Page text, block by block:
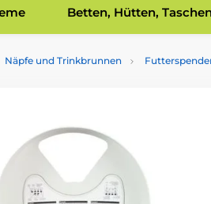
Betten, Hütten,
Näpfe und Trinkbrunnen